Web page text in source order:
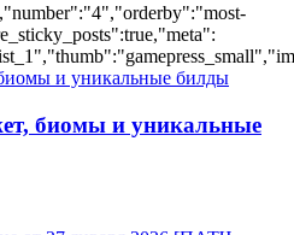
биомы и уникальные